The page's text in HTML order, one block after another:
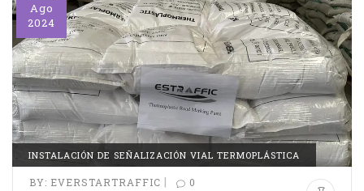
Ago
2024
INSTALACIÓN DE SEÑALIZACIÓN VIAL TERMOPLÁSTICA
BY: EVERSTARTRAFFIC | 0